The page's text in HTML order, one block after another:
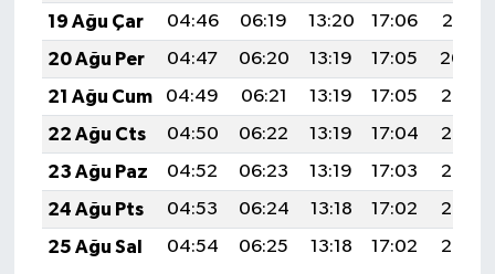
19 Ağu Çar
04:46 06:19 13:20 17:06
20:10
20 Ağu Per
04:47 06:20 13:19 17:05
20:09
21 Ağu Cum
04:49 06:21 13:19 17:05
20:07
22 Ağu Cts
04:50 06:22 13:19 17:04
20:06
23 Ağu Paz
04:52 06:23 13:19 17:03
20:05
24 Ağu Pts
04:53 06:24 13:18 17:02
20:03
25 Ağu Sal
04:54 06:25 13:18 17:02 20:02